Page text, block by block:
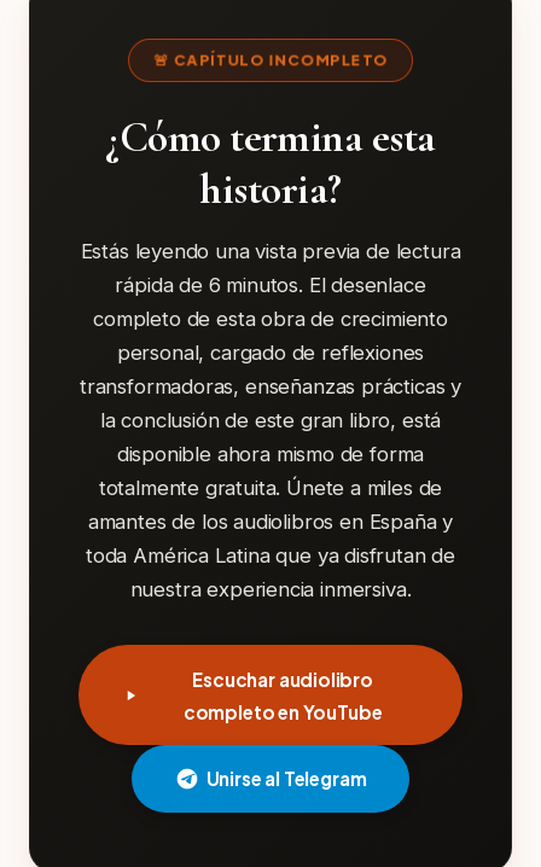
🚨 CAPÍTULO INCOMPLETO
¿Cómo termina esta
historia?
Estás leyendo una vista previa de lectura
rápida de 6 minutos. El desenlace
completo de esta obra de crecimiento
personal, cargado de reflexiones
transformadoras, enseñanzas prácticas y
la conclusión de este gran libro, está
disponible ahora mismo de forma
totalmente gratuita. Únete a miles de
amantes de los audiolibros en España y
toda América Latina que ya disfrutan de
nuestra experiencia inmersiva.
Escuchar audiolibro
completo en YouTube
Unirse al Telegram